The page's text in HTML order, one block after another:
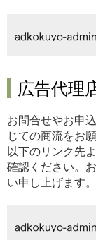
広告代理
お問合せやお申
じての商流をお
以下のリンク先
確認ください。
い申し上げます。